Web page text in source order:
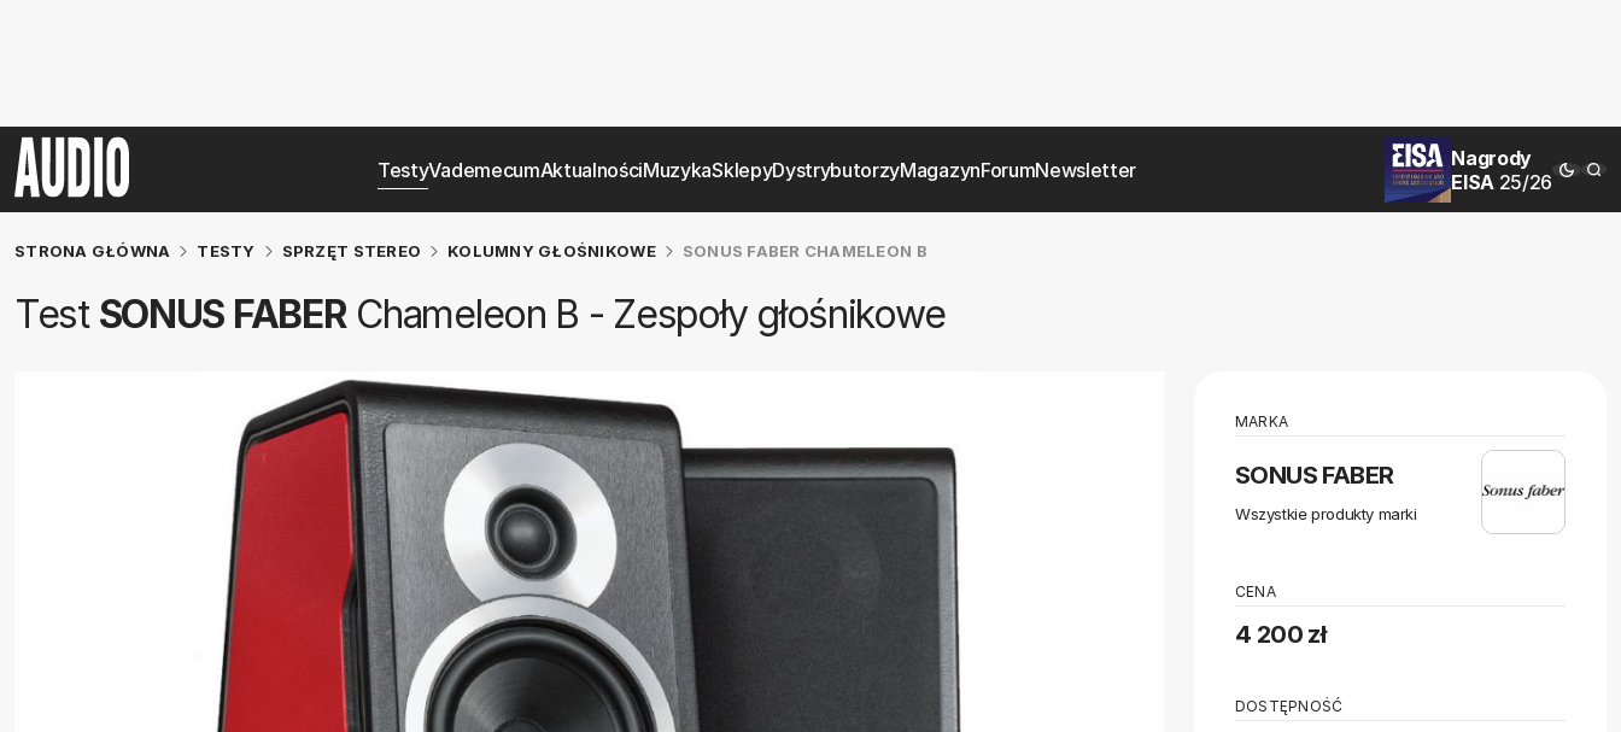
TestyVademecumAktualnościMuzykaSklepyDystrybutorzyMagazynForumNewsletter
Nagrody
EISA 25/26
STRONA GŁÓWNA TESTY SPRZĘT STEREO KOLUMNY GŁOŚNIKOWE SONUS FABER CHAMELEON B
Test SONUS FABERChameleon B - Zespoły głośnikowe
MARKA
SONUS FABER
Wszystkie produkty marki
CENA
4 200 zł
DOSTĘPNOŚĆ